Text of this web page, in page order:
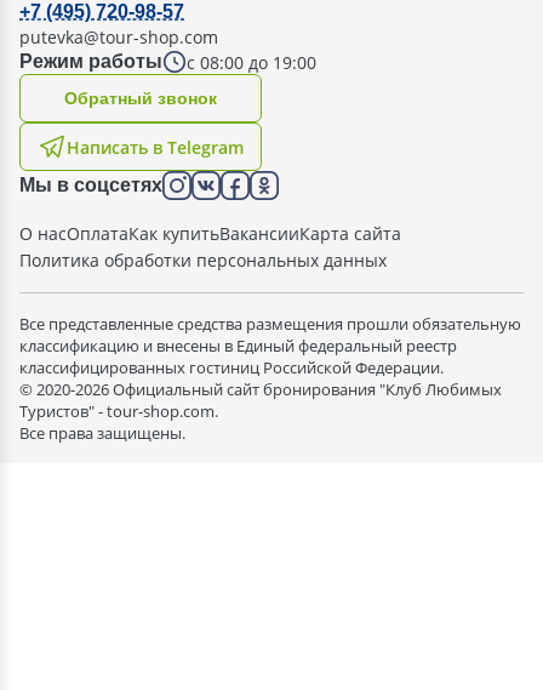
Режим работы с 08:00 до 19:00
+7 (495) 720-98-57
putevka@tour-shop.com
Написать в Telegram
Oбратный звонок
Мы в соцсетях
О насОплатаКак купитьВакансииКарта сайта
Политика обработки персональных данных
Все представленные средства размещения прошли обязательную
классификацию и внесены в Единый федеральный реестр
классифицированных гостиниц Российской Федерации.
© 2020-2026 Официальный сайт бронирования "Клуб Любимых
Туристов" - tour-shop.com.
Все права защищены.